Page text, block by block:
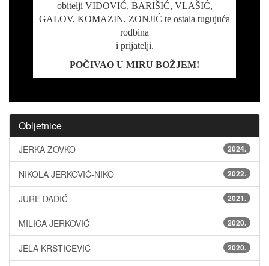
obitelji VIDOVIĆ, BARIŠIĆ, VLAŠIĆ,
GALOV, KOMAZIN, ZONJIĆ te ostala tugujuća
rodbina
i prijatelji.
POČIVAO U MIRU BOŽJEM!
Obljetnice
JERKA ZOVKO 2024.
NIKOLA JERKOVIĆ-NIKO 2022.
JURE DADIĆ 2021.
MILICA JERKOVIĆ 2020.
JELA KRSTIČEVIĆ 2020.